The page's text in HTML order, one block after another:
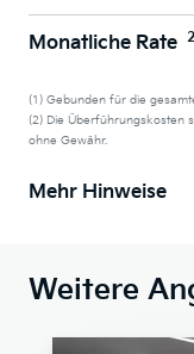
Monatliche Rate
(1) Gebunden für die
(2) Die Überführungskosten
ohne Gewähr.
Mehr Hinweise
Weitere